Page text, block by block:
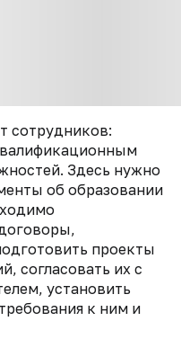
сотрудников:
Здесь нужно
об образовании
проекты
согласовать их с
установить
к ним и